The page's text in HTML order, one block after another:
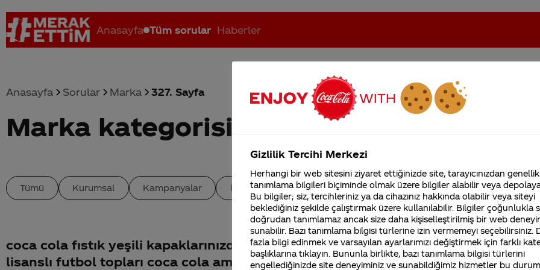
Anasayfa Tüm sorular Haberler
Coca-Cola nerenin malı? Coca cola İsrail malı mı Yani ... Coca-Cola'nın Filistin'de fabr...
Anasayfa Sorular Marka 327. Sayfa
Marka kategorisindeki sorular
Tümü Kurumsal Kampanyalar İçerik Sürdürülebilirlik Marka
coca cola fıstık yeşili kapaklarınızdaki
lisanslı futbol topları coca cola amblemli
Takımıma destek olmak için kodu
yazdıktan sonra gelen sayfaya
Kurumsal
4355 Soru
Coca-Cola Şirketi
merak ettikleriniz.
Fabrikalarımız,
sertifikalarımız, faaliyet
gösterdiğimiz ülkeler,
tarihçemiz ve daha
Gizlilik Tercihi Merkezi
Herhangi bir web sitesini ziyaret ettiğinizde site, tarayıcınızdan
tanımlama bilgileri biçiminde olmak üzere bilgiler alabilir veya
Bu bilgiler; siz, tercihleriniz ya da cihazınız hakkında olabilir veya siteyi
beklediğiniz şekilde çalıştırmak üzere kullanılabilir. Bilgiler çoğunlukla
doğrudan tanımlamaz ancak size daha kişiselleştirilmiş bir web
sunabilir. Bazı tanımlama bilgisi türlerine izin vermemeyi seçebilirsiniz.
fazla bilgi edinmek ve varsayılan ayarlarımızı değiştirmek için farklı
başlıklarına tıklayın. Bununla birlikte, bazı tanımlama bilgisi türlerini
engellediğinizde site deneyiminiz ve sunabildiğimiz hizmetler bu